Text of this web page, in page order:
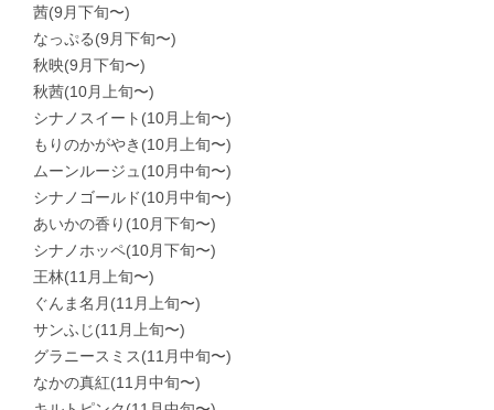
茜(9月下旬〜)
なっぷる(9月下旬〜)
秋映(9月下旬〜)
秋茜(10月上旬〜)
シナノスイート(10月上旬〜)
もりのかがやき(10月上旬〜)
ムーンルージュ(10月中旬〜)
シナノゴールド(10月中旬〜)
あいかの香り(10月下旬〜)
シナノホッペ(10月下旬〜)
王林(11月上旬〜)
ぐんま名月(11月上旬〜)
サンふじ(11月上旬〜)
グラニースミス(11月中旬〜)
なかの真紅(11月中旬〜)